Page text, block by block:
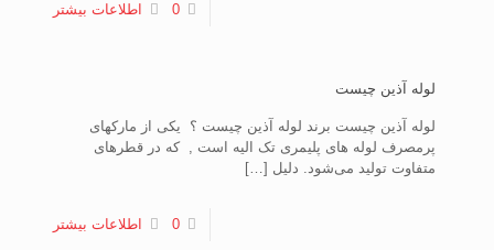
0 اطلاعات بیشتر
لوله آذین چیست
لوله آذین چیست برند لوله آذین چیست ؟ یکی از مارکهای
پرمصرف لوله های پلیمری تک الیه است , که در قطرهای
متفاوت تولید می‌شود. دلیل […]
0 اطلاعات بیشتر